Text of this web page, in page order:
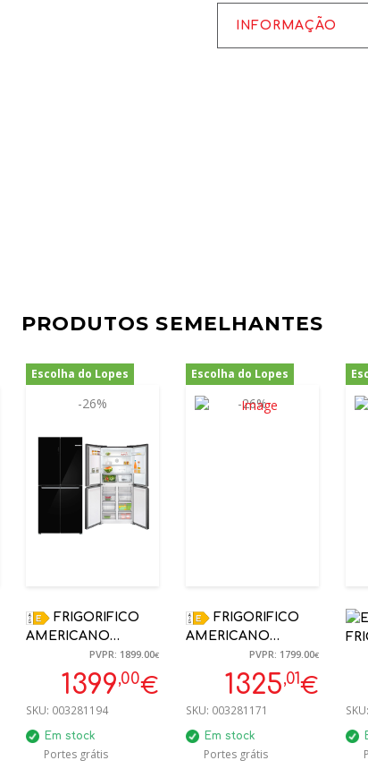
INFORMAÇÃO
PRODUTOS SEMELHANTES
Escolha do Lopes
-26%
FRIGORIFICO
AMERICANO
KMC85LBEA 547L
VIDRO PRETO NO
FROST
189.5X85X66.8CM
PVPR: 1899.00€
1399,00€
SKU: 003281194
Em stock
Portes grátis
Escolha do Lopes
-26%
FRIGORIFICO
AMERICANO
BOSCH KFN96VPEA
INOX NO FROST
AMERICANO 4
PORTAS
1830X910X731MM
PVPR: 1799.00€
1325,01€
SKU: 003281171
Em stock
Portes grátis
SKU: